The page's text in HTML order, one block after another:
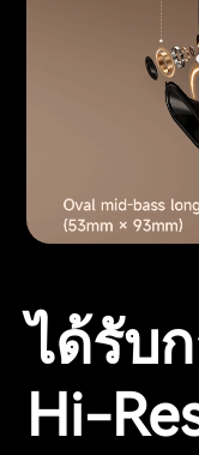
ได้รับ
Hi-